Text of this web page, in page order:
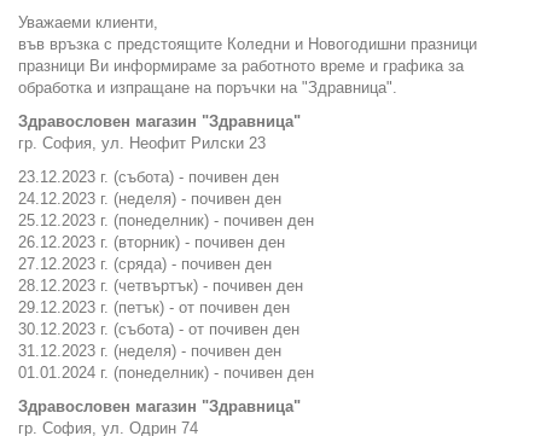
Уважаеми клиенти,
във връзка с предстоящите Коледни и Новогодишни празници
празници Ви информираме за работното време и графика за
обработка и изпращане на поръчки на "Здравница".
Здравословен магазин "Здравница"
гр. София, ул. Неофит Рилски 23
23.12.2023 г. (събота) - почивен ден
24.12.2023 г. (неделя) - почивен ден
25.12.2023 г. (понеделник) - почивен ден
26.12.2023 г. (вторник) - почивен ден
27.12.2023 г. (сряда) - почивен ден
28.12.2023 г. (четвъртък) - почивен ден
29.12.2023 г. (петък) - от почивен ден
30.12.2023 г. (събота) - от почивен ден
31.12.2023 г. (неделя) - почивен ден
01.01.2024 г. (понеделник) - почивен ден
Здравословен магазин "Здравница"
гр. София, ул. Одрин 74